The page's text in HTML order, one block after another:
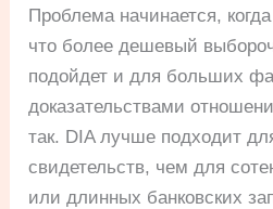
Проблема начинается,
что более дешевый
подойдет и для больших
доказательствами
так. DIA лучше подходит
свидетельств, чем для
или длинных банковских